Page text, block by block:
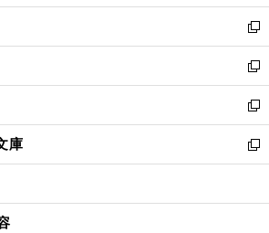
開
く
ウ
で
開
く
ン
ド
ウ
で
開
く
ウ
ィ
ン
ド
ウ
で
開
く
し
い
ウ
ィ
ン
ド
ウ
で
開
新
し
い
ウ
ィ
ン
ド
ウ
開
新
し
い
ウ
ィ
ン
ウ
新
し
い
ウ
ン
庫
新
し
ウ